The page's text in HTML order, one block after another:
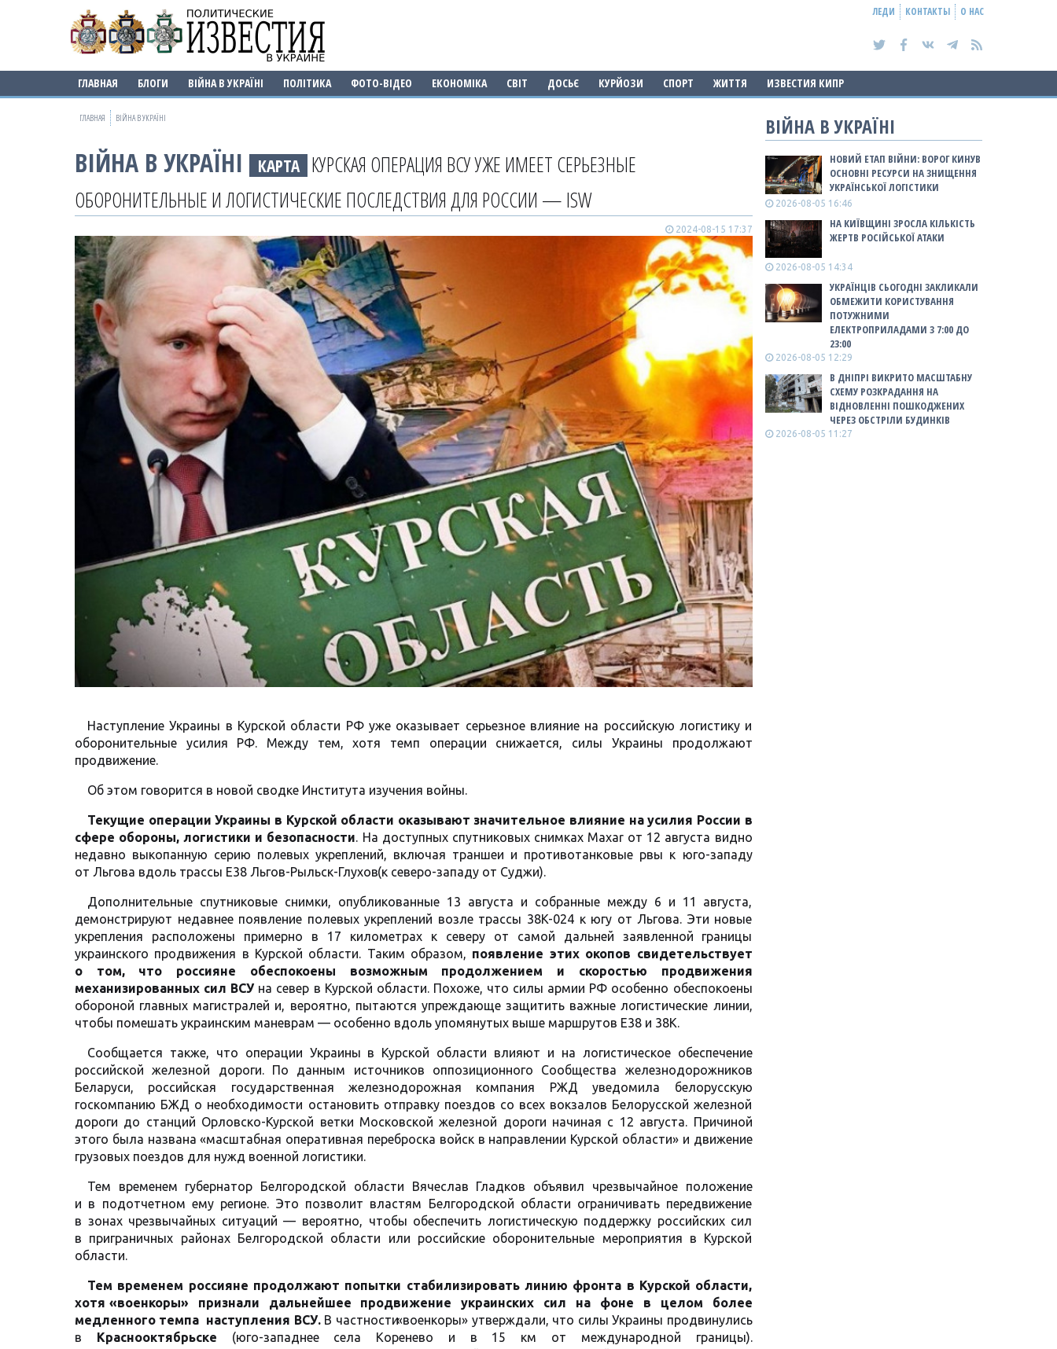
ЛЕДИ КОНТАКТЫ О НАС
ГЛАВНАЯ БЛОГИ ВІЙНА В УКРАЇНІ ПОЛІТИКА ФОТО-ВІДЕО ЕКОНОМІКА СВІТ ДОСЬЄ КУРЙОЗИ СПОРТ ЖИТТЯ ИЗВЕСТИЯ КИПР
ГЛАВНАЯ ВІЙНА В УКРАЇНІ
ВІЙНА В УКРАЇНІ КАРТА КУРСКАЯ ОПЕРАЦИЯ ВСУ УЖЕ ИМЕЕТ СЕРЬЕЗНЫЕ
ОБОРОНИТЕЛЬНЫЕ И ЛОГИСТИЧЕСКИЕ ПОСЛЕДСТВИЯ ДЛЯ РОССИИ — ISW
2024-08-15 17:37
Наступление Украины в Курской области РФ уже оказывает серьезное влияние на российскую логистику и
оборонительные усилия РФ. Между тем, хотя темп операции снижается, силы Украины продолжают
продвижение.
Об этом говорится в новой сводке Института изучения войны.
Текущие операции Украины в Курской области оказывают значительное влияние наусилия России в
сфере обороны, логистики и безопасности. На доступных спутниковых снимках Maxar от 12 августа видно
недавно выкопанную серию полевых укреплений, включая траншеи и противотанковые рвы к юго-западу
от Льгова вдоль трассы E38 Льгов-Рыльск-Глухов(к северо-западу от Суджи).
Дополнительные спутниковые снимки, опубликованные 13 августа и собранные между 6 и 11 августа,
демонстрируют недавнее появление полевых укреплений возле трассы 38K-024 к югу от Льгова. Эти новые
укрепления расположены примерно в 17 километрах к северу от самой дальней заявленной границы
украинского продвижения в Курской области. Таким образом, появление этих окопов свидетельствует
о том, что россияне обеспокоены возможным продолжением и скоростью продвижения
механизированных сил ВСУ на север в Курской области. Похоже, что силы армии РФ особенно обеспокоены
обороной главных магистралей и, вероятно, пытаются упреждающе защитить важные логистические линии,
чтобы помешать украинским маневрам — особенно вдоль упомянутых выше маршрутов E38 и 38K.
Сообщается также, что операции Украины в Курской области влияют и на логистическое обеспечение
российской железной дороги. По данным источников оппозиционного Сообщества железнодорожников
Беларуси, российская государственная железнодорожная компания РЖД уведомила белорусскую
госкомпанию БЖД о необходимости остановить отправку поездов со всех вокзалов Белорусской железной
дороги до станций Орловско-Курской ветки Московской железной дороги начиная с 12 августа. Причиной
этого была названа «масштабная оперативная переброска войск в направлении Курской области» и движение
грузовых поездов для нужд военной логистики.
Тем временем губернатор Белгородской области Вячеслав Гладков объявил чрезвычайное положение
и в подотчетном ему регионе. Это позволит властям Белгородской области ограничивать передвижение
в зонах чрезвычайных ситуаций — вероятно, чтобы обеспечить логистическую поддержку российских сил
в приграничных районах Белгородской области или российские оборонительные мероприятия в Курской
области.
Тем временем россияне продолжают попытки стабилизировать линию фронта в Курской области,
хотя
«военкоры» признали дальнейшее продвижение украинских сил на фоне в целом более
медленного темпа наступления ВСУ. В частности
«военкоры» утверждали, что силы Украины продвинулись
в
Краснооктябрьске (юго-западнее села Коренево и в 15 км от международной границы).
ВІЙНА В УКРАЇНІ
НОВИЙ ЕТАП ВІЙНИ: ВОРОГ КИНУВ
ОСНОВНІ РЕСУРСИ НА ЗНИЩЕННЯ
УКРАЇНСЬКОЇ ЛОГІСТИКИ
2026-08-05 16:46
НА КИЇВЩИНІ ЗРОСЛА КІЛЬКІСТЬ
ЖЕРТВ РОСІЙСЬКОЇ АТАКИ
2026-08-05 14:34
УКРАЇНЦІВ СЬОГОДНІ ЗАКЛИКАЛИ
ОБМЕЖИТИ КОРИСТУВАННЯ
ПОТУЖНИМИ
ЕЛЕКТРОПРИЛАДАМИ З 7:00 ДО
23:00
2026-08-05 12:29
В ДНІПРІ ВИКРИТО МАСШТАБНУ
СХЕМУ РОЗКРАДАННЯ НА
ВІДНОВЛЕННІ ПОШКОДЖЕНИХ
ЧЕРЕЗ ОБСТРІЛИ БУДИНКІВ
2026-08-05 11:27